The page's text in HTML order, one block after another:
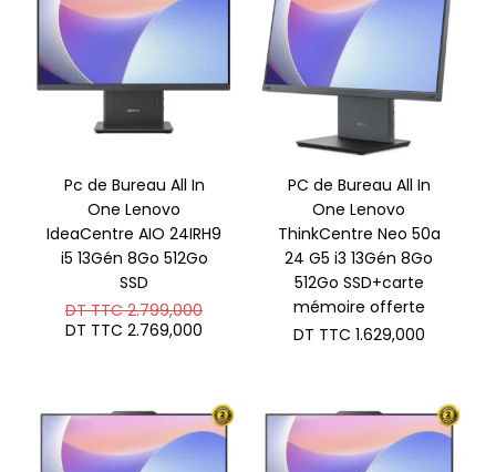
Pc de Bureau All In
One Lenovo
IdeaCentre AIO 24IRH9
i5 13Gén 8Go 512Go
SSD
DT TTC2.799,000Le
TTC 2.799,000.
DT TTC 2.769,000
DT
TTC 2.769,000.
PC de Bureau All In
One Lenovo
ThinkCentre Neo 50a
24 G5 i3 13Gén 8Go
512Go SSD+carte
mémoire offerte
DT TTC 1.629,000